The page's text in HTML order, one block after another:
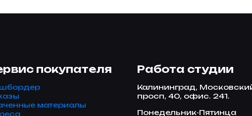
покупателя
материалы
Работа студии
Калининград,
просп, 40, офис. 241.
Понедельник-Пятинца